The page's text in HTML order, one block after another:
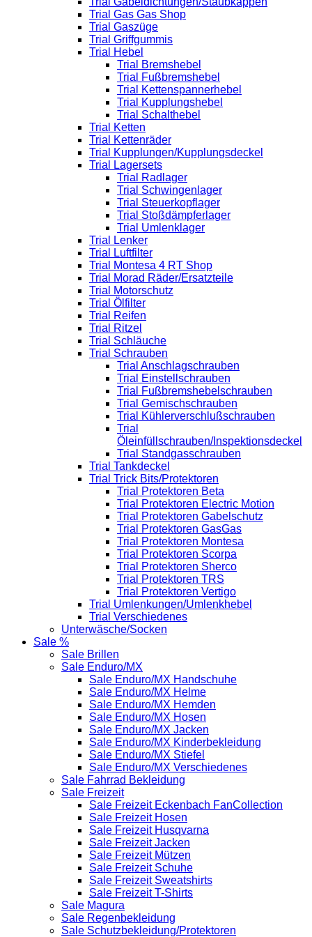
Trial Gas Gas Shop
Trial Gaszüge
Trial Griffgummis
Trial Hebel
Trial Bremshebel
Trial Fußbremshebel
Trial Kettenspannerhebel
Trial Kupplungshebel
Trial Schalthebel
Trial Ketten
Trial Kettenräder
Trial Kupplungen/Kupplungsdeckel
Trial Lagersets
Trial Radlager
Trial Schwingenlager
Trial Steuerkopflager
Trial Stoßdämpferlager
Trial Umlenklager
Trial Lenker
Trial Luftfilter
Trial Montesa 4 RT Shop
Trial Morad Räder/Ersatzteile
Trial Motorschutz
Trial Ölfilter
Trial Reifen
Trial Ritzel
Trial Schläuche
Trial Schrauben
Trial Anschlagschrauben
Trial Einstellschrauben
Trial Fußbremshebelschrauben
Trial Gemischschrauben
Trial Kühlerverschlußschrauben
Trial
Öleinfüllschrauben/Inspektionsdeckel
Trial Standgasschrauben
Trial Tankdeckel
Trial Trick Bits/Protektoren
Trial Protektoren Beta
Trial Protektoren Electric Motion
Trial Protektoren Gabelschutz
Trial Protektoren GasGas
Trial Protektoren Montesa
Trial Protektoren Scorpa
Trial Protektoren Sherco
Trial Protektoren TRS
Trial Protektoren Vertigo
Trial Umlenkungen/Umlenkhebel
Trial Verschiedenes
Unterwäsche/Socken
Sale %
Sale Brillen
Sale Enduro/MX
Sale Enduro/MX Handschuhe
Sale Enduro/MX Helme
Sale Enduro/MX Hemden
Sale Enduro/MX Hosen
Sale Enduro/MX Jacken
Sale Enduro/MX Kinderbekleidung
Sale Enduro/MX Stiefel
Sale Enduro/MX Verschiedenes
Sale Fahrrad Bekleidung
Sale Freizeit
Sale Freizeit Eckenbach FanCollection
Sale Freizeit Hosen
Sale Freizeit Husqvarna
Sale Freizeit Jacken
Sale Freizeit Mützen
Sale Freizeit Schuhe
Sale Freizeit Sweatshirts
Sale Freizeit T-Shirts
Sale Magura
Sale Regenbekleidung
Sale Schutzbekleidung/Protektoren